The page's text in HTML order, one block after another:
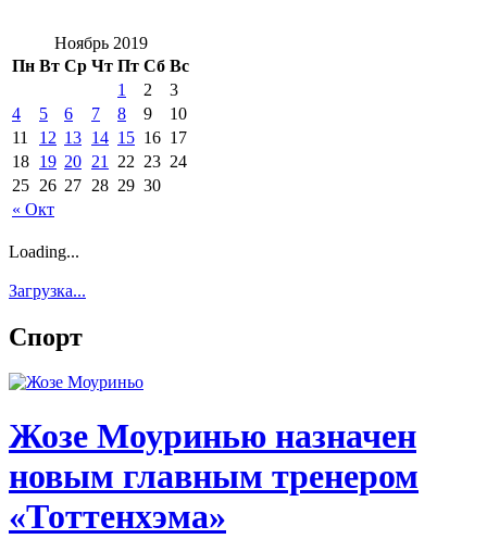
Ноябрь 2019
Пн Вт Ср Чт Пт Сб Вс
« Окт
1 2
3
4
5 6 7 8 9
10
11
12 13 14 15 16 17
18 19 20 21 22 23 24
25 26 27 28 29 30
Loading...
Загрузка...
Спорт
Жозе Моуринью назначен
новым главным тренером
«Тоттенхэма»